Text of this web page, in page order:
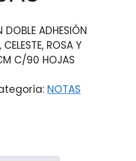
ADHESIÓN
ROSA Y
C/90 HOJAS
NOTAS